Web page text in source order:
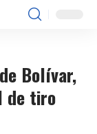
Bolívar,
de tiro